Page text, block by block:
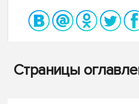
Страницы